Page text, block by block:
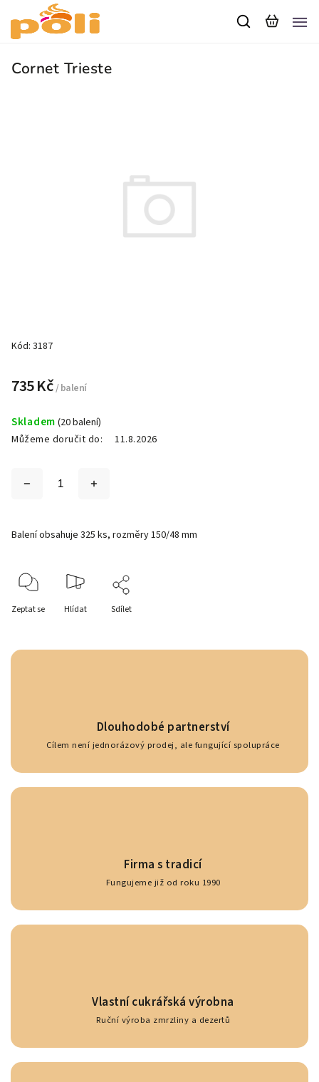
Cornet Trieste
Kód: 3187
735 Kč/ balení
Skladem (20 balení)
Můžeme doručit do:
11.8.2026
Balení obsahuje 325 ks, rozměry 150/48 mm
Zeptat se Hlídat Sdílet
Dlouhodobé partnerství
Cílem není jednorázový prodej, ale fungující spolupráce
Firma s tradicí
Fungujeme již od roku 1990
Vlastní cukrářská výrobna
Ruční výroba zmrzliny a dezertů